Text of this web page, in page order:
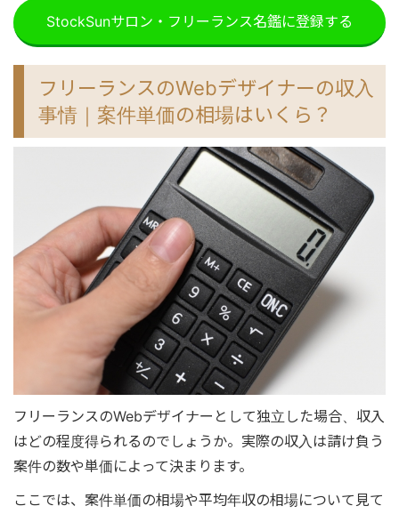
StockSunサロン・フリーランス名鑑に登録する
フリーランスのWebデザイナーの収入
事情｜案件単価の相場はいくら？
フリーランスのWebデザイナーとして独立した場合、収入
はどの程度得られるのでしょうか。実際の収入は請け負う
案件の数や単価によって決まります。
ここでは、案件単価の相場や平均年収の相場について見て